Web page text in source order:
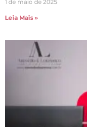
1 de maio de 2025
Leia Mais »